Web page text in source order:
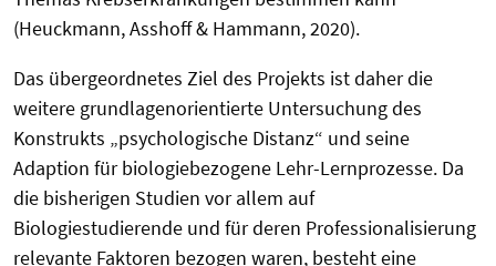
(Heuckmann, Asshoff & Hammann, 2020).
Das übergeordnetes Ziel des Projekts ist daher die
weitere grundlagenorientierte Untersuchung des
Konstrukts „psychologische Distanz“ und seine
Adaption für biologiebezogene Lehr-Lernprozesse. Da
die bisherigen Studien vor allem auf
Biologiestudierende und für deren Professionalisierung
relevante Faktoren bezogen waren, besteht eine